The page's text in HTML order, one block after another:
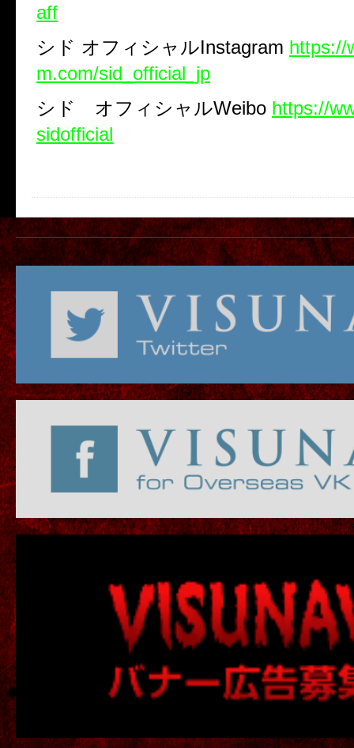
aff
シド オフィシャルInstagram https://
m.com/sid_official_jp
シド オフィシャルWeibo https://
sidofficial